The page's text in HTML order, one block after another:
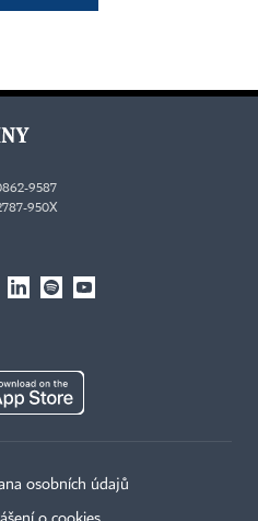
9587
950X
osobních údajů